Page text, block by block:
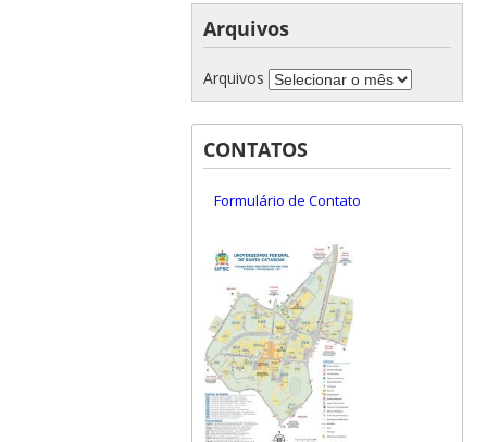
Arquivos
Arquivos
CONTATOS
Formulário de Contato